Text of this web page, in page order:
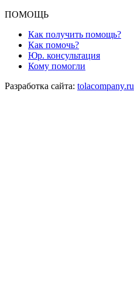
ПОМОЩЬ
Как получить помощь?
Как помочь?
Юр. консультация
Кому помогли
Разработка сайта: tolacompany.ru